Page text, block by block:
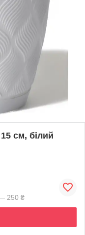
см, білий
— 250 ₴